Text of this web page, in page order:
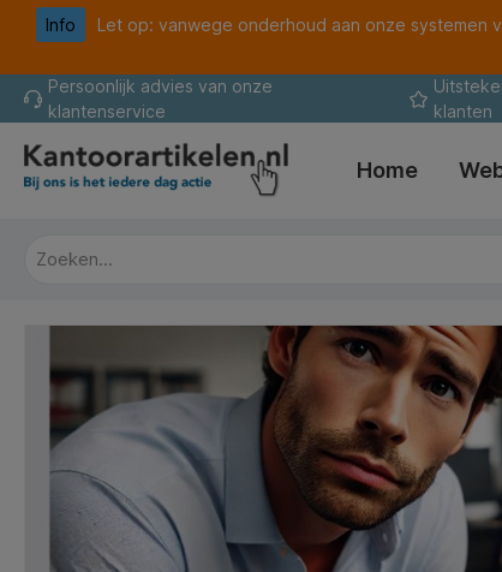
Ga naar de hoofdnavigatie
Info
Let op: vanwege onderhoud aan onze systemen
Persoonlijk advies van onze
klantenservice
klanten
Home